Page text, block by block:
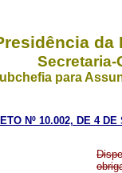
da
Secretaria-
para
Nº 10.002, DE 4